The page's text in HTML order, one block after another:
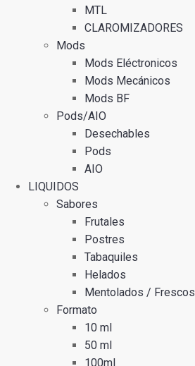
MTL
CLAROMIZADORES
Mods
Mods Eléctronicos
Mods Mecánicos
Mods BF
Pods/AIO
Desechables
Pods
AIO
LIQUIDOS
Sabores
Frutales
Postres
Tabaquiles
Helados
Mentolados / Frescos
Formato
10 ml
50 ml
100ml